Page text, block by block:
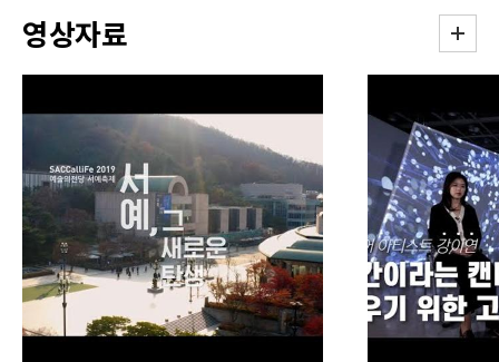
영상자료